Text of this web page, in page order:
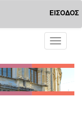
ΕΙΣΟΔΟΣ
Toggle